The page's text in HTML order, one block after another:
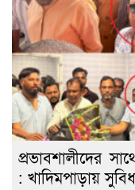
প্রভাবশালীদের
: খাদিমপাড়ায়